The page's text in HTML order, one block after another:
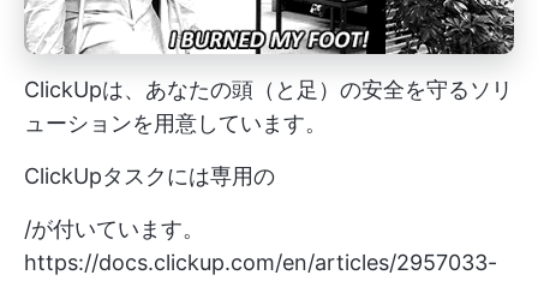
ClickUpは、あなたの頭（と足）の安全を守るソリ
ューションを用意しています。
ClickUpタスクには専用の
/が付いています。
https://docs.clickup.com/en/articles/2957033-